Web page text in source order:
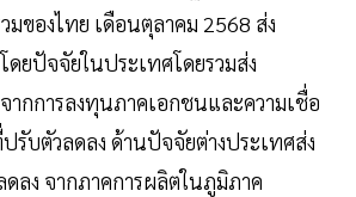
มของไทย เดือนตุลาคม 2568 ส่ง
ยปัจจัยในประเทศโดยรวมส่ง
กการลงทุนภาคเอกชนและความเชื่อ
บตัวลดลง ด้านปัจจัยต่างประเทศส่ง
ลง จากภาคการผลิตในภูมิภาค